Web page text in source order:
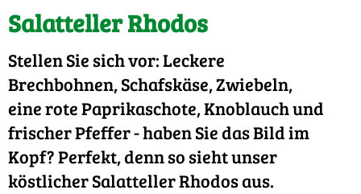
Salatteller Rhodos
Stellen Sie sich vor: Leckere
Brechbohnen, Schafskäse, Zwiebeln,
eine rote Paprikaschote, Knoblauch und
frischer Pfeffer - haben Sie das Bild im
Kopf? Perfekt, denn so sieht unser
köstlicher Salatteller Rhodos aus.